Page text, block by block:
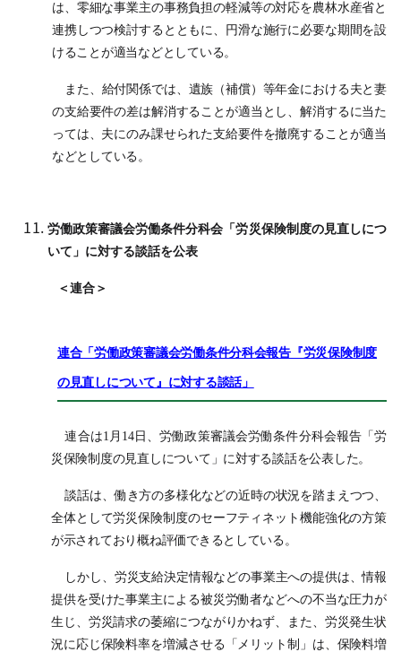
は、零細な事業主の事務負担の軽減等の対応を農林水産省と
連携しつつ検討するとともに、円滑な施行に必要な期間を設
けることが適当などとしている。
また、給付関係では、遺族（補償）等年金における夫と妻
の支給要件の差は解消することが適当とし、解消するに当た
っては、夫にのみ課せられた支給要件を撤廃することが適当
などとしている。
労働政策審議会労働条件分科会「労災保険制度の見直しにつ
いて」に対する談話を公表
＜連合＞
連合「労働政策審議会労働条件分科会報告『労災保険制度
の見直しについて』に対する談話」
連合は1月14日、労働政策審議会労働条件分科会報告「労
災保険制度の見直しについて」に対する談話を公表した。
談話は、働き方の多様化などの近時の状況を踏まえつつ、
全体として労災保険制度のセーフティネット機能強化の方策
が示されており概ね評価できるとしている。
しかし、労災支給決定情報などの事業主への提供は、情報
提供を受けた事業主による被災労働者などへの不当な圧力が
生じ、労災請求の萎縮につながりかねず、また、労災発生状
況に応じ保険料率を増減させる「メリット制」は、保険料増